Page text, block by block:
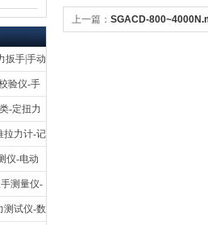
扳手|手动
验仪-手
-定扭力
拉力计-记
仪-电动
测量仪-
测试仪-数
上一篇： SGACD-